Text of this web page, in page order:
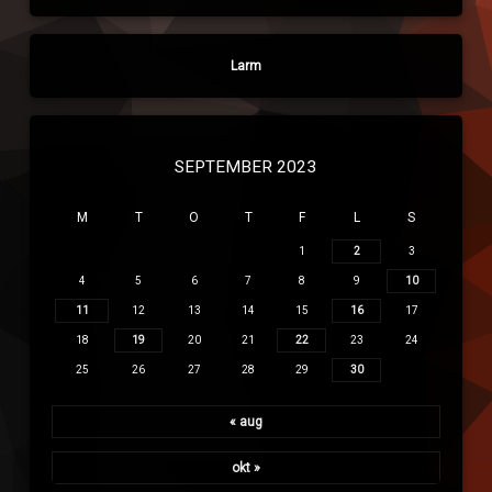
Larm
SEPTEMBER 2023
M T O T F L S
1 2 3
4 5 6 7 8 9 10
11 12 13 14 15 16 17
18 19 20 21 22 23 24
25 26 27 28 29 30
« aug
okt »